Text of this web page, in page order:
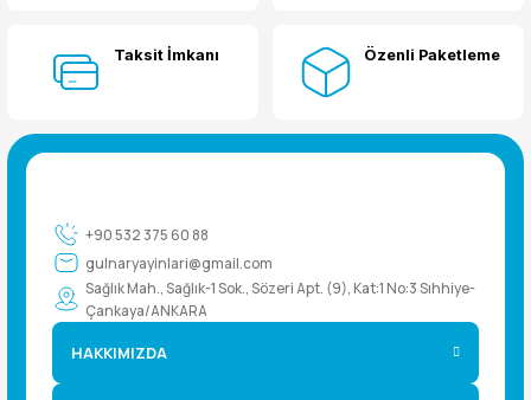
Taksit İmkanı Özenli Paketleme
+90 532 375 60 88
gulnaryayinlari@gmail.com
Sağlık Mah., Sağlık-1 Sok., Sözeri Apt. (9), Kat:1 No:3 Sıhhiye-
Çankaya/ANKARA
HAKKIMIZDA